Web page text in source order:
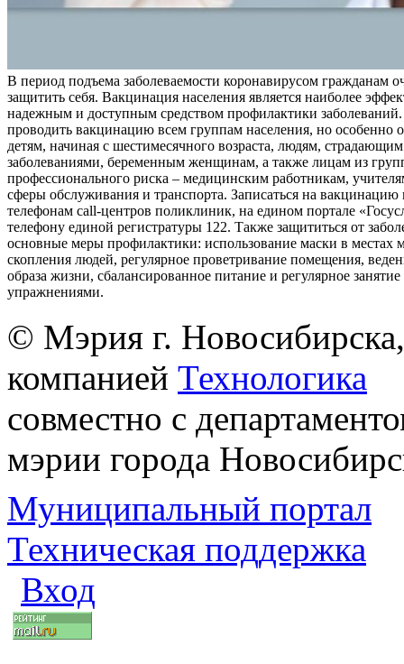
В период подъема заболеваемости коронавирусом гражданам
защитить себя. Вакцинация населения является наиболее
надежным и доступным средством профилактики заболеваний.
проводить вакцинацию всем группам населения, но особенно
детям, начиная с шестимесячного возраста, людям,
заболеваниями, беременным женщинам, а также лицам из
профессионального риска – медицинским работникам,
сферы обслуживания и транспорта. Записаться на
телефонам call-центров поликлиник, на едином портале
телефону единой регистратуры 122. Также защититься от
основные меры профилактики: использование маски в местах
скопления людей, регулярное проветривание помещения,
образа жизни, сбалансированное питание и регулярное
упражнениями.
© Мэрия г.
компанией Технологика
совместно с
мэрии города
Муниципальный портал
Техническая поддержка
Вход